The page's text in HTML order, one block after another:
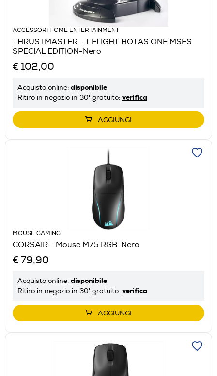
ACCESSORI HOME ENTERTAINMENT
THRUSTMASTER - T.FLIGHT HOTAS ONE MSFS
SPECIAL EDITION-Nero
€ 102,00
Acquisto online: disponibile
Ritiro in negozio in 30' gratuito: verifica
AGGIUNGI
MOUSE GAMING
CORSAIR - Mouse M75 RGB-Nero
€ 79,90
Acquisto online: disponibile
Ritiro in negozio in 30' gratuito: verifica
AGGIUNGI